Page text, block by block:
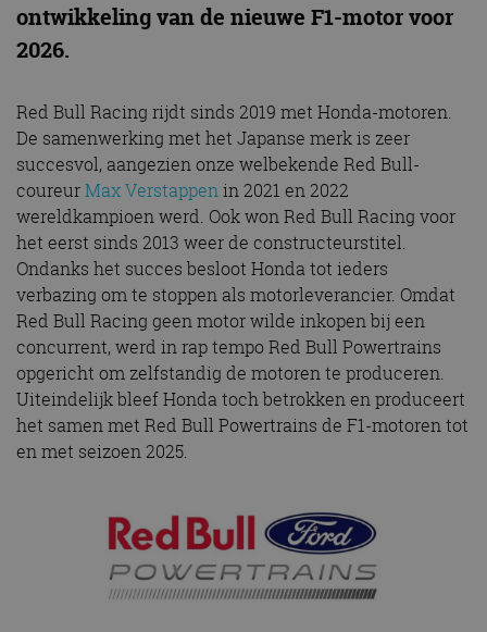
ontwikkeling van de nieuwe F1-motor voor
2026.
Red Bull Racing rijdt sinds 2019 met Honda-motoren.
De samenwerking met het Japanse merk is zeer
succesvol, aangezien onze welbekende Red Bull-
coureurMax Verstappenin 2021 en 2022
wereldkampioen werd. Ook won Red Bull Racing voor
het eerst sinds 2013 weer de constructeurstitel.
Ondanks het succes besloot Honda tot ieders
verbazing om te stoppen als motorleverancier. Omdat
Red Bull Racing geen motor wilde inkopen bij een
concurrent, werd in rap tempo Red Bull Powertrains
opgericht om zelfstandig de motoren te produceren.
Uiteindelijk bleef Honda toch betrokken en produceert
het samen met Red Bull Powertrains de F1-motoren tot
en met seizoen 2025.